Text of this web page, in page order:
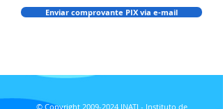
Enviar comprovante PIX via e-mail
© Copyright 2009-2024INATI - Instituto de